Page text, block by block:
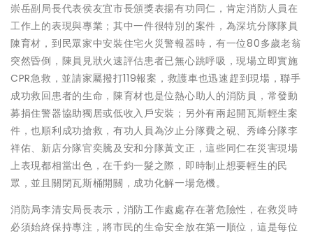
崇岳副局長代表侯友宜市長頒獎表揚有功同仁，肯定消防人員在
工作上的表現與專業；其中一件很特別的案件，為深坑分隊隊員
陳育材，到民眾家中安裝住宅火災警報器時，有一位80多歲老翁
突然昏倒，陳員見狀火速評估患者已無心跳呼吸，現場立即實施
CPR急救，並請家屬撥打119報案，救護車也迅速趕到現場，聯手
成功救回患者的生命，陳育材也是位熱心助人的消防員，常發動
募捐住警器協助獨居或低收入戶安裝；另外有兩起開瓦斯輕生案
件，也順利成功搶救，有功人員為汐止分隊費之硯、秀峰分隊李
祥佑、新店分隊官奕騰及安和分隊黃文正，這些同仁在災害現場
上表現都相當出色，在千鈞一髮之際，即時制止想要輕生的民
眾，並且關閉瓦斯桶開關，成功化解一場危機。
消防局李清安局長表示，消防工作處處存在著危險性，在救災時
必須始終保持專注，將市民的生命安全放在第一順位，這是每位